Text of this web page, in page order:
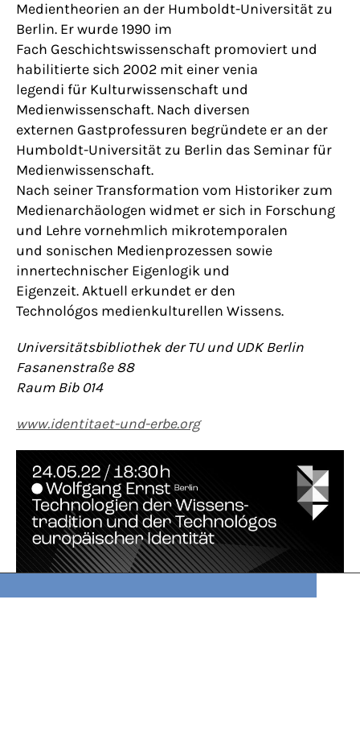
Medientheorien an der Humboldt-Universität zu
Berlin. Er wurde 1990 im
Fach Geschichtswissenschaft promoviert und
habilitierte sich 2002 mit einer venia
legendi für Kulturwissenschaft und
Medienwissenschaft. Nach diversen
externen Gastprofessuren begründete er an der
Humboldt-Universität zu Berlin das Seminar für
Medienwissenschaft.
Nach seiner Transformation vom Historiker zum
Medienarchäologen widmet er sich in Forschung
und Lehre vornehmlich mikrotemporalen
und sonischen Medienprozessen sowie
innertechnischer Eigenlogik und
Eigenzeit. Aktuell erkundet er den
Technológos medienkulturellen Wissens.
Universitätsbibliothek der TU und UDK Berlin
Fasanenstraße 88
Raum Bib 014
www.identitaet-und-erbe.org